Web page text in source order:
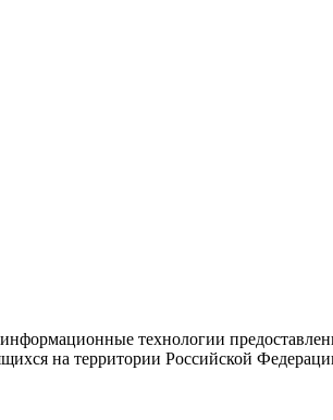
технологии
на территории Российской